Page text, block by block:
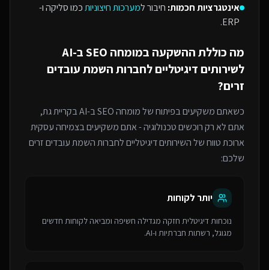
אינטגרציות חכמות: חיבור למערכות חיצוניותכמו סליקה ו-
ERP.
מה כוללת ההשקעה במומחה SEO ב-AI
לשירותים דיגיטליים לחברות השמת עובדים
זרים?
כשאתם משקיעים בפיתוח שלמומחה SEO ב-AI בקריית גת,
אתם לא רק רוכשים טכנולוגיה - אתם משקיעים בצמיחה עסקית
ארוכת טווח של השירותים דיגיטליים לחברות השמת עובדים זרים
שלכם:
יותר לקוחות
נוכחות דיגיטלית חזקה מגדילה חשיפה ומביאה לקוחות חדשים
מגוגל, רשתות חברתיות ו-AI.